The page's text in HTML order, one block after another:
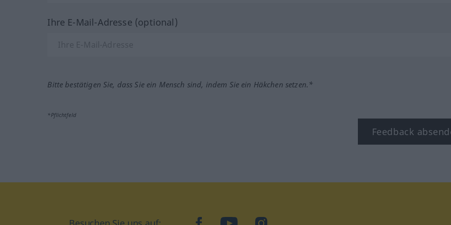
Ihre E-Mail-Adresse (optional)
Bitte bestätigen Sie, dass Sie ein Mensch sind, indem Sie ein Häkchen setzen.*
*Pflichtfeld
Feedback